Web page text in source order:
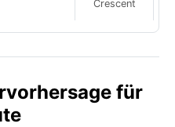
Crescent
für